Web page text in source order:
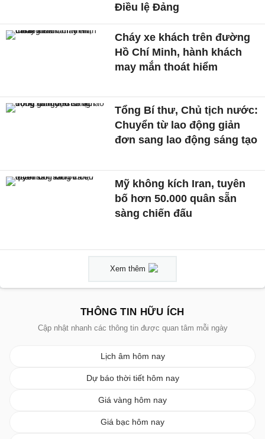
Điều lệ Đảng
Cháy xe khách trên đường
Hồ Chí Minh, hành khách
may mắn thoát hiểm
Tổng Bí thư, Chủ tịch nước:
Chuyển từ lao động giản
đơn sang lao động sáng tạo
Mỹ không kích Iran, tuyên
bố hơn 50.000 quân sẵn
sàng chiến đấu
Xem thêm
THÔNG TIN HỮU ÍCH
Cập nhật nhanh các thông tin được quan tâm mỗi ngày
Lịch âm hôm nay
Dự báo thời tiết hôm nay
Giá vàng hôm nay
Giá bạc hôm nay